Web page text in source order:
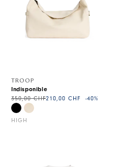
TROOP
HIGH
350,00 CHF210,00 CHF -40%
Indisponible